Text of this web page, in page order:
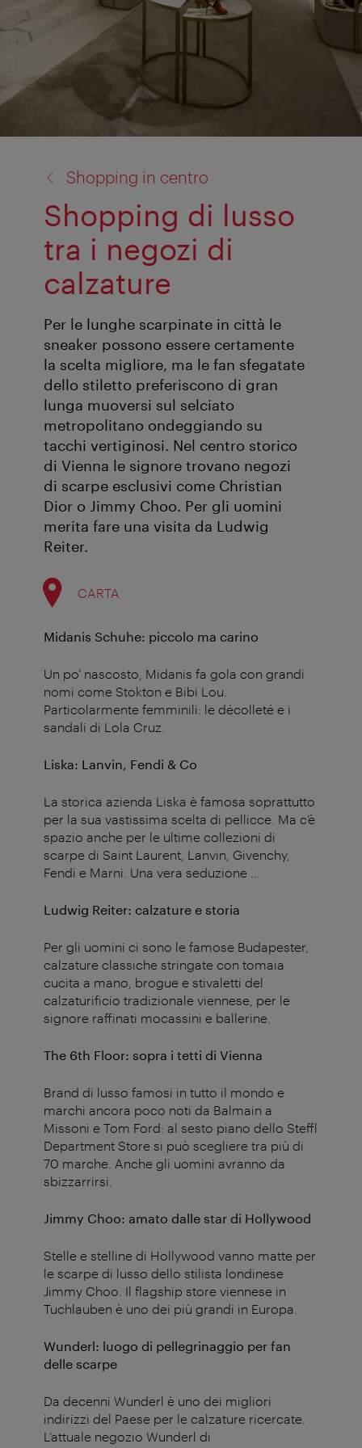
Shopping in centro
Shopping di lusso
tra i negozi di
calzature
Per le lunghe scarpinate in città le
sneaker possono essere certamente
la scelta migliore, ma le fan sfegatate
dello stiletto preferiscono di gran
lunga muoversi sul selciato
metropolitano ondeggiando su
tacchi vertiginosi. Nel centro storico
di Vienna le signore trovano negozi
di scarpe esclusivi come Christian
Dior o Jimmy Choo. Per gli uomini
merita fare una visita da Ludwig
Reiter.
CARTA
Midanis Schuhe: piccolo ma carino
Un po’ nascosto, Midanis fa gola con grandi
nomi come Stokton e Bibi Lou.
Particolarmente femminili: le décolleté e i
sandali di Lola Cruz.
Liska: Lanvin, Fendi & Co
La storica azienda Liska è famosa soprattutto
per la sua vastissima scelta di pellicce. Ma c’è
spazio anche per le ultime collezioni di
scarpe di Saint Laurent, Lanvin, Givenchy,
Fendi e Marni. Una vera seduzione ...
Ludwig Reiter: calzature e storia
Per gli uomini ci sono le famose Budapester,
calzature classiche stringate con tomaia
cucita a mano, brogue e stivaletti del
calzaturificio tradizionale viennese, per le
signore raffinati mocassini e ballerine.
The 6th Floor: sopra i tetti di Vienna
Brand di lusso famosi in tutto il mondo e
marchi ancora poco noti da Balmain a
Missoni e Tom Ford: al sesto piano dello Steffl
Department Store si può scegliere tra più di
70 marche. Anche gli uomini avranno da
sbizzarrirsi.
Jimmy Choo: amato dalle star di Hollywood
Stelle e stelline di Hollywood vanno matte per
le scarpe di lusso dello stilista londinese
Jimmy Choo. Il flagship store viennese in
Tuchlauben è uno dei più grandi in Europa.
Wunderl: luogo di pellegrinaggio per fan
delle scarpe
Da decenni Wunderl è uno dei migliori
indirizzi del Paese per le calzature ricercate.
L’attuale negozio Wunderl di